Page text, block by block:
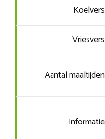
Koelvers
Vriesvers
Aantal maaltijden
Informatie